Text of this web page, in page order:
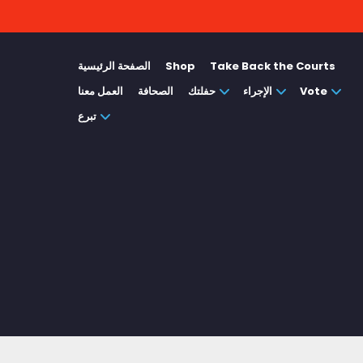
الصفحة الرئيسية Shop
Take Back the Courts
العمل معنا
الصحافة حفلتك الإجراء
Vote
تبرع